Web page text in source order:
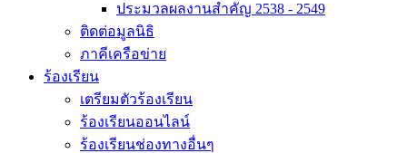
ประมวลผลงานสำคัญ 2538 - 2549
ติดต่อมูลนิธิ
ภาคีเครือข่าย
ร้องเรียน
เตรียมตัวร้องเรียน
ร้องเรียนออนไลน์
ร้องเรียนช่องทางอื่นๆ